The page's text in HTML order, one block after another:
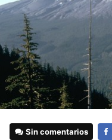
Sin comentarios